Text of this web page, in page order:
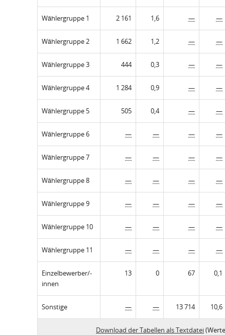
Wählergruppe 1 2 161 1,6 — —
Wählergruppe 2 1 662 1,2 — —
Wählergruppe 3 444 0,3 — —
Wählergruppe 4 1 284 0,9 — —
Wählergruppe 5 505 0,4 — —
Wählergruppe 6 — — — —
Wählergruppe 7 — — — —
Wählergruppe 8 — — — —
Wählergruppe 9 — — — —
Wählergruppe 10 — — — —
Wählergruppe 11 — — — —
Einzelbewerber/-
innen
13 0 67 0,1
Sonstige — — 13 714 10,6
Download der Tabellen als Textdatei